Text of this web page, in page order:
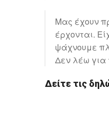
Μας έχουν
έρχονται.
ψάχνουμε
Δεν λέω για
Δείτε τις